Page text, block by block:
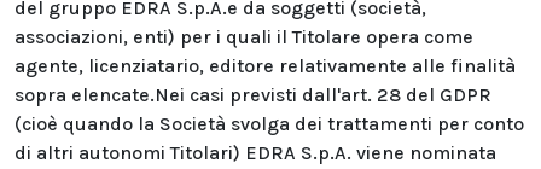
del gruppo EDRA S.p.A.e da soggetti (società,
associazioni, enti) per i quali il Titolare opera come
agente, licenziatario, editore relativamente alle finalità
sopra elencate.Nei casi previsti dall'art. 28 del GDPR
(cioè quando la Società svolga dei trattamenti per conto
di altri autonomi Titolari) EDRA S.p.A. viene nominata